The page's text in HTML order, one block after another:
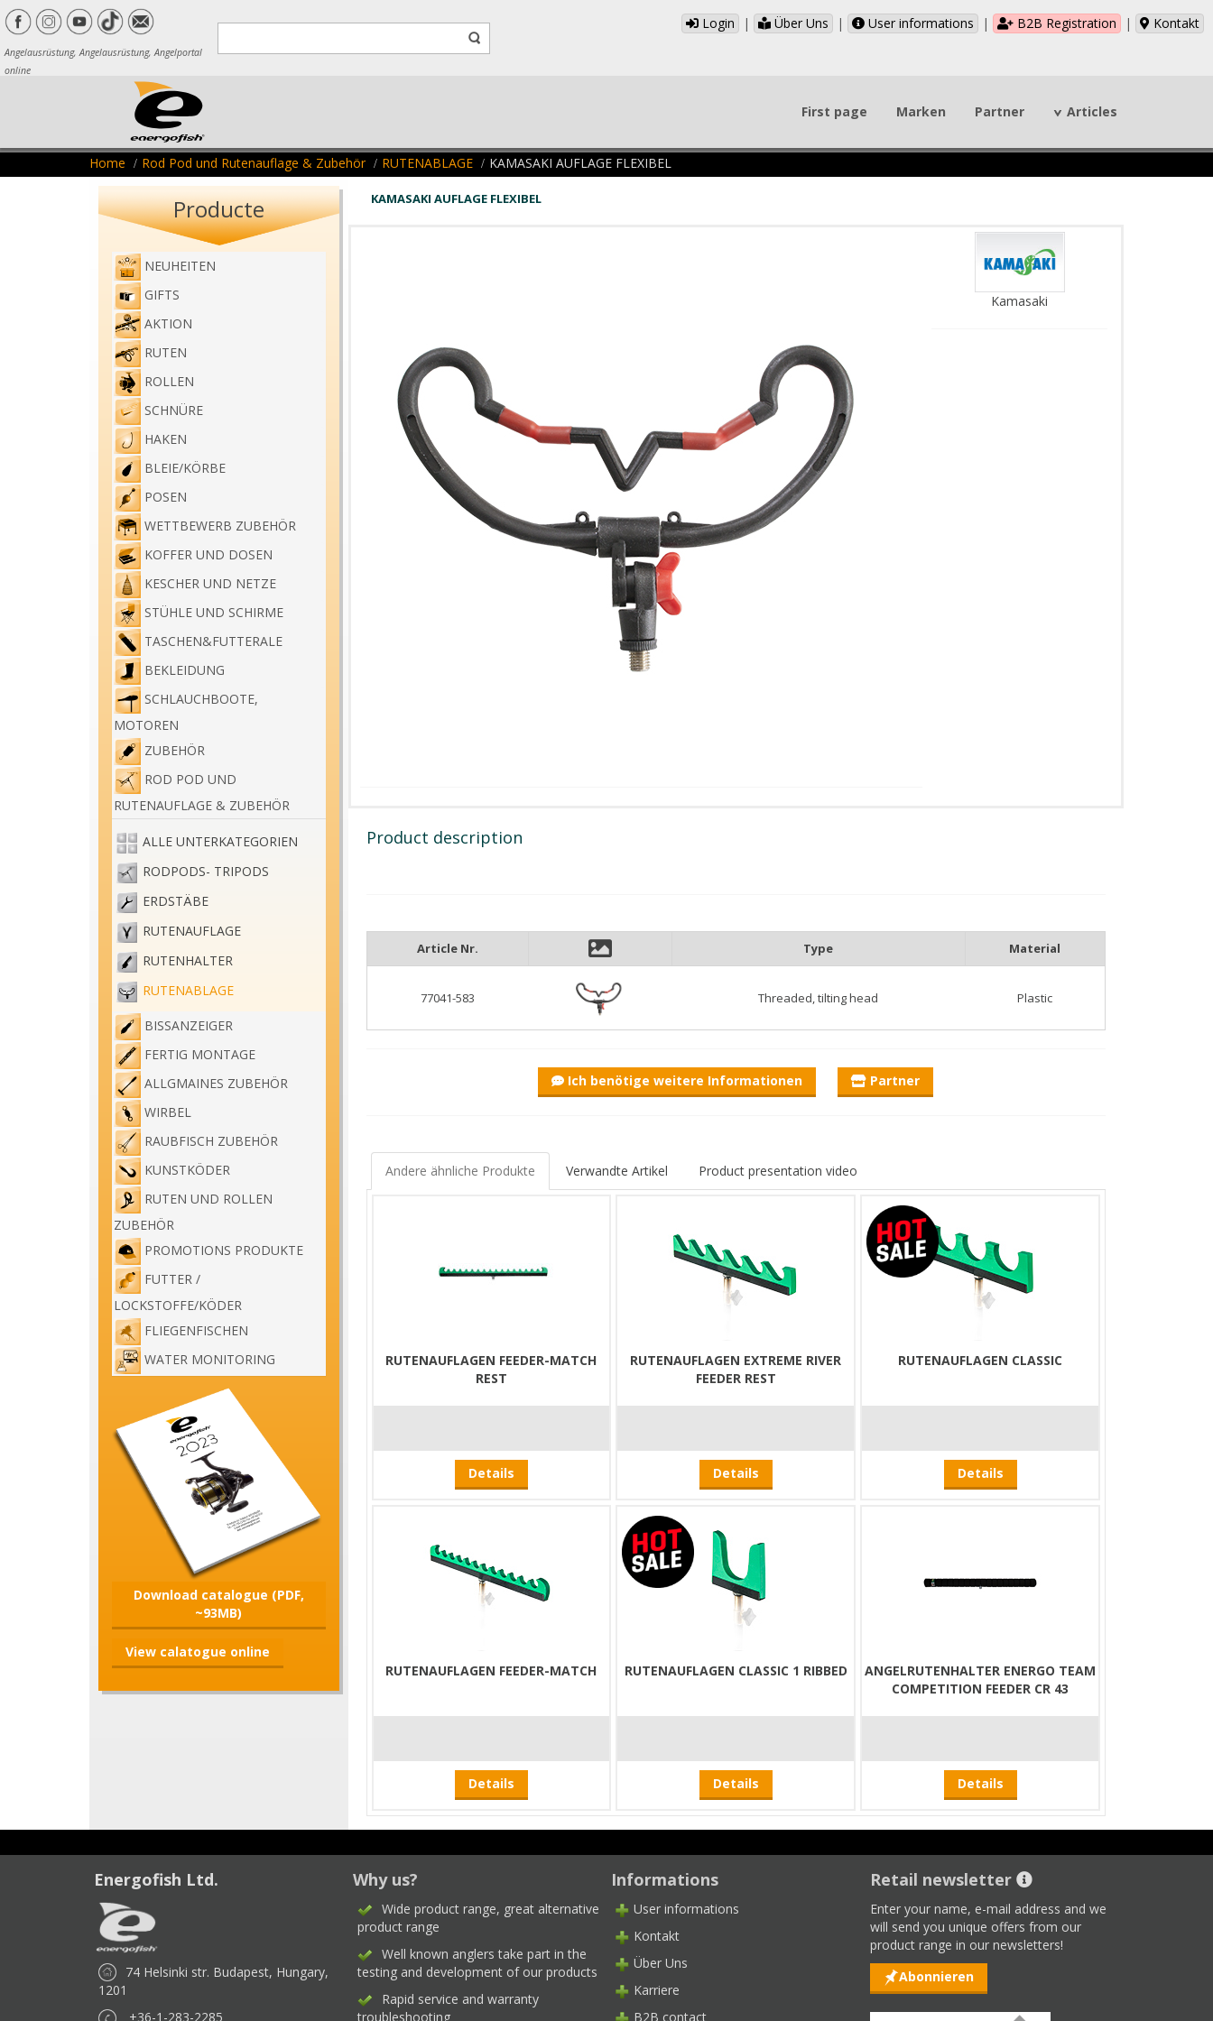
Angelausrüstung, Angelausrüstung, Angelportal
online
Login | Über Uns | User informations | B2B Registration | Kontakt
First page Marken Partner Articles
Home Rod Pod und Rutenauflage & Zubehör RUTENABLAGE KAMASAKI AUFLAGE FLEXIBEL
Producte
NEUHEITEN
GIFTS
AKTION
RUTEN
ROLLEN
SCHNÜRE
HAKEN
BLEIE/KÖRBE
POSEN
WETTBEWERB ZUBEHÖR
KOFFER UND DOSEN
KESCHER UND NETZE
STÜHLE UND SCHIRME
TASCHEN&FUTTERALE
BEKLEIDUNG
SCHLAUCHBOOTE,
MOTOREN
ZUBEHÖR
ROD POD UND
RUTENAUFLAGE & ZUBEHÖR
ALLE UNTERKATEGORIEN
RODPODS- TRIPODS
ERDSTÄBE
RUTENAUFLAGE
RUTENHALTER
RUTENABLAGE
BISSANZEIGER
FERTIG MONTAGE
ALLGMAINES ZUBEHÖR
WIRBEL
RAUBFISCH ZUBEHÖR
KUNSTKÖDER
RUTEN UND ROLLEN
ZUBEHÖR
PROMOTIONS PRODUKTE
FUTTER /
LOCKSTOFFE/KÖDER
FLIEGENFISCHEN
WATER MONITORING
Download catalogue (PDF,
~93MB)
View calatogue online
KAMASAKI AUFLAGE FLEXIBEL
Kamasaki
Product description
Article Nr. Type Material
77041-583 Threaded, tilting head Plastic
Ich benötige weitere Informationen Partner
Andere ähnliche Produkte Verwandte Artikel Product presentation video
RUTENAUFLAGEN FEEDER-MATCH
REST
Details
RUTENAUFLAGEN EXTREME RIVER
FEEDER REST
Details
RUTENAUFLAGEN CLASSIC
Details
RUTENAUFLAGEN FEEDER-MATCH
Details
RUTENAUFLAGEN CLASSIC 1 RIBBED
Details
ANGELRUTENHALTER ENERGO TEAM
COMPETITION FEEDER CR 43
Details
Energofish Ltd.
74 Helsinki str. Budapest, Hungary,
1201
+36-1-283-2285
Why us?
Wide product range, great alternative
product range
Well known anglers take part in the
testing and development of our products
Rapid service and warranty
troubleshooting
Informations
User informations
Kontakt
Über Uns
Karriere
B2B contact
Retail newsletter
Enter your name, e-mail address and we
will send you unique offers from our
product range in our newsletters!
Abonnieren